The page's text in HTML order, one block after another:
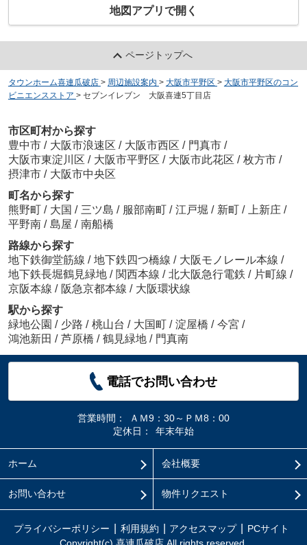
地図アプリで開く
ページトップへ
タウンホーム喜連瓜破店 > 周辺施設案内 > 大阪市平野区 > 大阪市平野区のコン
ビニエンスストア > セブンイレブン 大阪喜連5丁目店
市区町村から探す
豊中市 / 大阪市浪速区 / 大阪市西区 / 門真市 /
大阪市東淀川区 / 大阪市平野区 / 大阪市此花区 / 枚方市 /
摂津市 / 大阪市中央区
町名から探す
熊野町 / 大国 / 三ツ島 / 服部南町 / 江戸堀 / 新町 / 上新庄 /
平野南 / 島屋 / 南船橋
路線から探す
地下鉄御堂筋線 / 地下鉄四つ橋線 / 大阪モノレール本線 /
地下鉄長堀鶴見緑地 / 関西本線 / 北大阪急行電鉄 / 片町線 /
京阪本線 / 阪急京都本線 / 大阪環状線
駅から探す
緑地公園 / 少路 / 桃山台 / 大国町 / 淀屋橋 / 今宮 /
鴻池新田 / 芦原橋 / 鶴見緑地 / 門真南
電話でお問い合わせ
営業時間：
ＡＭ9：30～ＰＭ8：00
定休日：
年末年始
ホーム 会社概要
お問い合わせ 物件リクエスト
プライバシーポリシー 利用規約 アクセスマップ
PCサイト